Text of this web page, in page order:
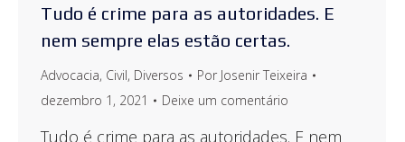
Tudo é crime para as autoridades. E
nem sempre elas estão certas.
Advocacia, Civil, Diversos Por Josenir Teixeira
dezembro 1, 2021
Deixe um comentário
Tudo é crime para as autoridades. E nem